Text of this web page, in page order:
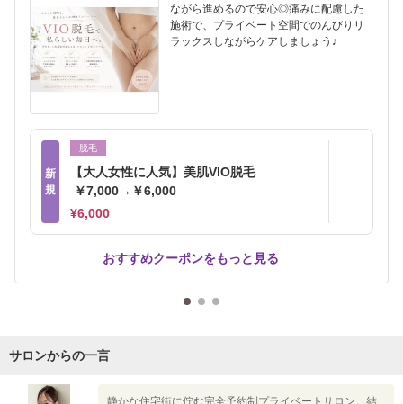
ながら進めるので安心◎痛みに配慮した
施術で、プライベート空間でのんびりリ
ラックスしながらケアしましょう♪
新
規
脱毛
【大人女性に人気】美肌VIO脱毛
￥7,000→￥6,000
¥6,000
おすすめクーポンをもっと見る
サロンからの一言
静かな住宅街に佇む完全予約制プライベートサロン。結